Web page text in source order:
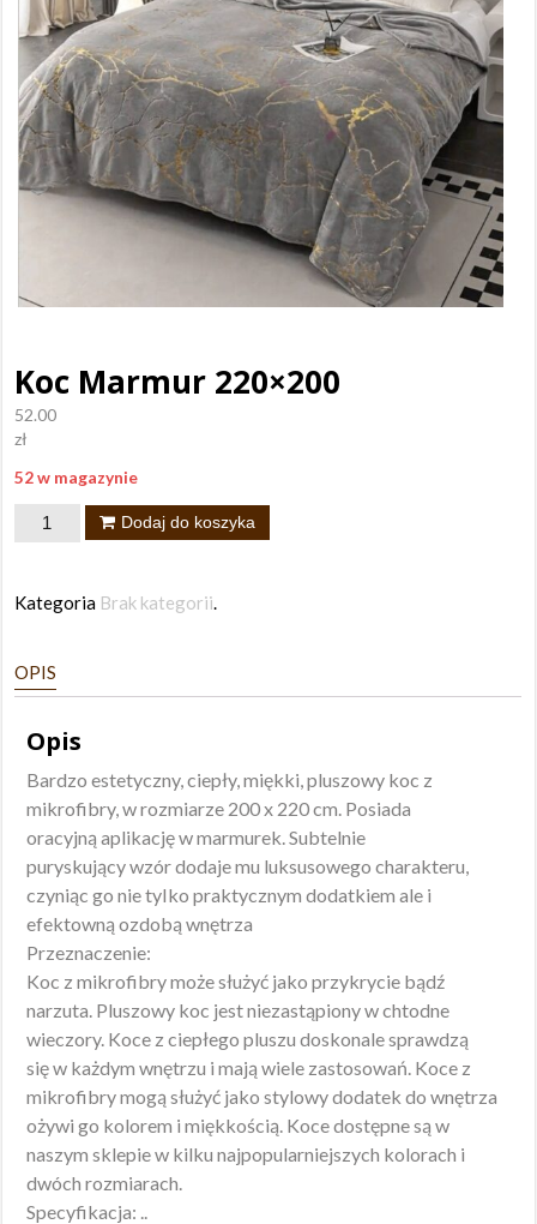
Koc Marmur 220×200
52.00
zł
52 w magazynie
ilość
220x200
Dodaj do koszyka
Kategoria Brak kategorii.
OPIS
Opis
Bardzo estetyczny, ciepły, miękki, pluszowy koc z
mikrofibry, w rozmiarze 200 x 220 cm. Posiada
oracyjną aplikację w marmurek. Subtelnie
puryskujący wzór dodaje mu luksusowego charakteru,
czyniąc go nie tyIko praktycznym dodatkiem ale i
efektowną ozdobą wnętrza
Przeznaczenie:
Koc z mikrofibry może służyć jako przykrycie bądź
narzuta. Pluszowy koc jest niezastąpiony w chtodne
wieczory. Koce z ciepłego pluszu doskonale sprawdzą
się w każdym wnętrzu i mają wiele zastosowań. Koce z
mikrofibry mogą służyć jako stylowy dodatek do wnętrza
ożywi go kolorem i miękkością. Koce dostępne są w
naszym sklepie w kilku najpopularniejszych kolorach i
dwóch rozmiarach.
Specyfikacja: ..